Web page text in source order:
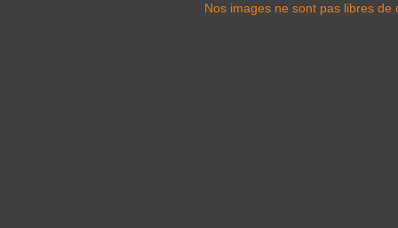
Nos images ne sont pas libres